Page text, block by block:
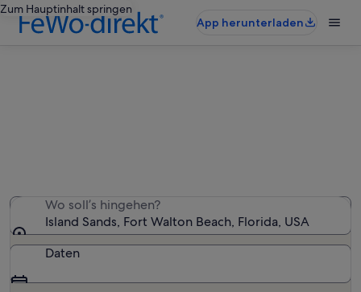
Zum Hauptinhalt springen
App herunterladen
Wo soll’s hingehen?
Island Sands, Fort Walton Beach, Florida, USA
Daten